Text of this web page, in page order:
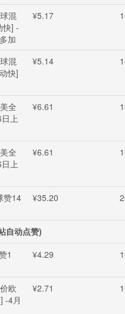
混
快] -
加
¥5.17
混
快]
¥5.14
全
上
¥6.61
全
上
¥6.61
赞14
¥35.20
自动点赞)
1
¥4.29
欧
-4月
¥2.71